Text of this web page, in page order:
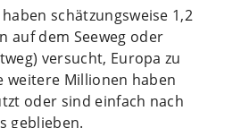
schätzungsweise 1,2
auf dem Seeweg oder
versucht, Europa zu
weitere Millionen haben
oder sind einfach nach
geblieben.